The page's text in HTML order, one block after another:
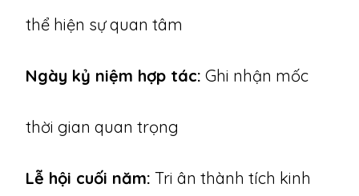
thể hiện sự quan tâm
Ngày kỷ niệm hợp tác: Ghi nhận mốc
thời gian quan trọng
Lễ hội cuối năm: Tri ân thành tích kinh